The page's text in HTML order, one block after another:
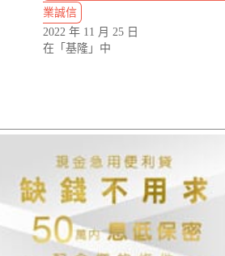
業誠信
2022 年 11 月 25 日
在「基隆」中